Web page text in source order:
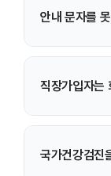
앱에서 로그인
안내 문자를
검진 대상이면
직장가입자는
일부 사업장은
국가건강검진